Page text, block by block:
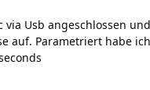
via Usb angeschlossen
auf. Parametriert habe